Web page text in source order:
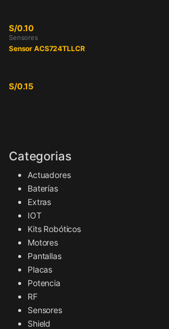
S/0.10
Sensores
Sensor ACS724TLLCR
S/0.15
Categorias
Actuadores
Baterías
Extras
IOT
Kits Robóticos
Motores
Pantallas
Placas
Potencia
RF
Sensores
Shield